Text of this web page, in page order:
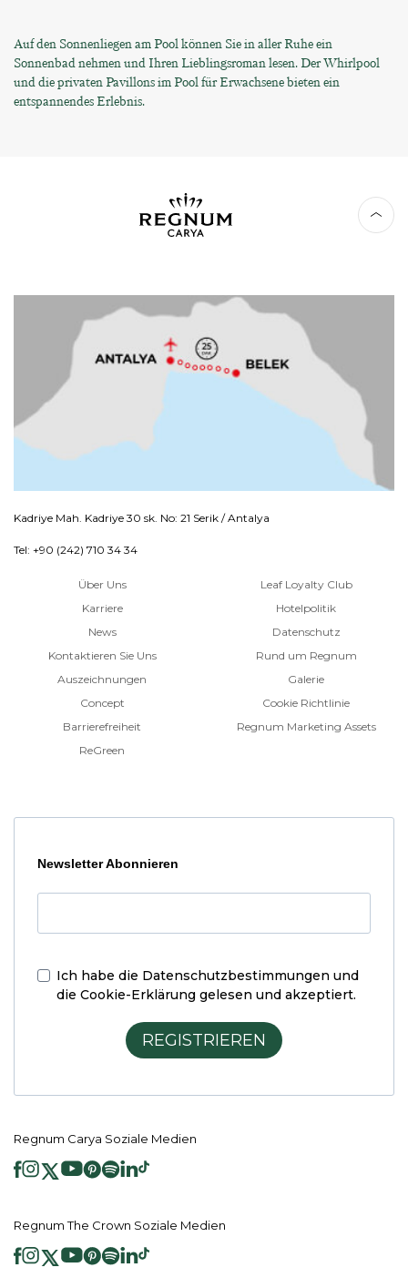
Auf den Sonnenliegen am Pool können Sie in aller Ruhe ein
Sonnenbad nehmen und Ihren Lieblingsroman lesen. Der Whirlpool
und die privaten Pavillons im Pool für Erwachsene bieten ein
entspannendes Erlebnis.
Kadriye Mah. Kadriye 30 sk. No: 21 Serik / Antalya
Tel: +90 (242) 710 34 34
Über Uns
Karriere
News
Kontaktieren Sie Uns
Auszeichnungen
Concept
Barrierefreiheit
ReGreen
Leaf Loyalty Club
Hotelpolitik
Datenschutz
Rund um Regnum
Galerie
Cookie Richtlinie
Regnum Marketing Assets
Newsletter Abonnieren
Ich habe die Datenschutzbestimmungen und
die Cookie-Erklärung gelesen und akzeptiert.
REGISTRIEREN
Regnum Carya Soziale Medien
Regnum The Crown Soziale Medien